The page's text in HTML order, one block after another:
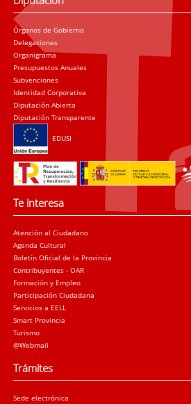
Órganos de Gobierno
Delegaciones
Organigrama
Presupuestos Anuales
Subvenciones
Identidad Corporativa
Diputación Abierta
Diputación Transparente
EDUSI
Te interesa
Atención al Ciudadano
Agenda Cultural
Boletín Oficial de la Provincia
Contribuyentes - OAR
Formación y Empleo
Participación Ciudadana
Servicios a EELL
Smart Provincia
Turismo
@Webmail
Trámites
Sede electrónica